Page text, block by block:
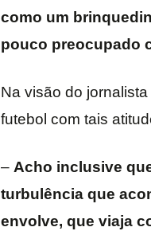
como um
pouco preocupado
Na visão do
futebol com tais
– Acho inclusive
turbulência que
envolve, que viaja